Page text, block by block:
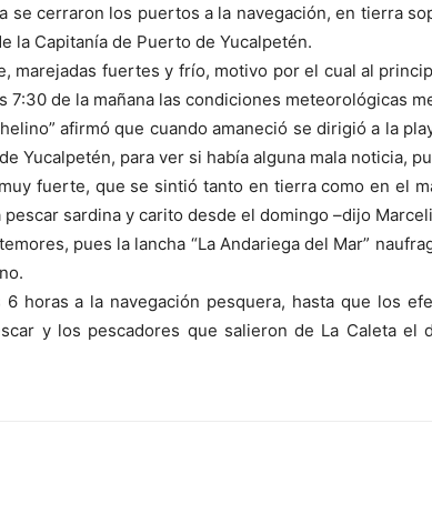
se cerraron los puertos a la navegación, en tierra
la Capitanía de Puerto de Yucalpetén.
marejadas fuertes y frío, motivo por el cual al
7:30 de la mañana las condiciones meteorológicas
afirmó que cuando amaneció se dirigió a la
Yucalpetén, para ver si había alguna mala noticia,
fuerte, que se sintió tanto en tierra como en el
sardina y carito desde el domingo –dijo
pues la lancha “La Andariega del Mar”
horas a la navegación pesquera, hasta que los
y los pescadores que salieron de La Caleta